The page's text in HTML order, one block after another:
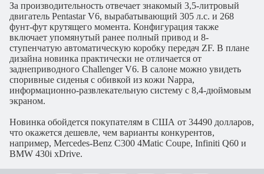
За производительность отвечает знакомый 3,5-литровый
двигатель Pentastar V6, вырабатывающий 305 л.с. и 268
фунт-фут крутящего момента. Конфигурация также
включает упомянутый ранее полный привод и 8-
ступенчатую автоматическую коробку передач ZF. В плане
дизайна новинка практически не отличается от
заднеприводного Challenger V6. В салоне можно увидеть
споривные сиденья с обивкой из кожи Nappa,
информационно-развлекательную систему с 8,4-дюймовым
экраном.
Новинка обойдется покупателям в США от 34490 долларов,
что окажется дешевле, чем варианты конкурентов,
например, Mercedes-Benz C300 4Matic Coupe, Infiniti Q60 и
BMW 430i xDrive.